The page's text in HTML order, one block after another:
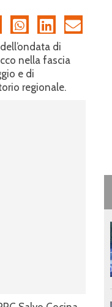
di
nella fascia
e di
regionale.